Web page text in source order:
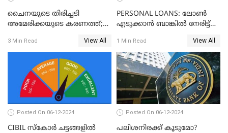
ചൈനയുടെ തിരിച്ചടി
അമേരിക്കയുടെ കരണത്ത്;
3 Min Read View All
PERSONAL LOANS: ലോൺ
എടുക്കാൻ ബാങ്കിൽ നേരിട്ട്
ചെയ്തുകൂടേ?
1 Min Read View All
Posted On 06-12-2024
CIBIL സ്കോർ ചട്ടങ്ങളിൽ
Posted On 06-12-2024
പലിശനിരക്ക് കൂടുമോ?